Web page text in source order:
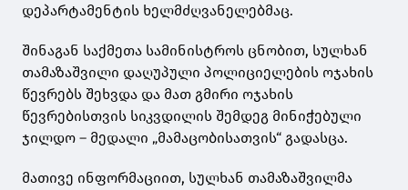
დეპარტამენტის ხელმძღვანელებმაც.
შინაგან საქმეთა სამინისტროს ცნობით, სულხან
თამაზაშვილი დაღუპული პოლიციელების ოჯახის
წევრებს შეხვდა და მათ გმირი ოჯახის
წევრებისთვის სიკვდილის შემდეგ მინიჭებული
ჯილდო – მედალი „მამაცობისათვის“ გადასცა.
მათივე ინფორმაციით, სულხან თამაზაშვილმა